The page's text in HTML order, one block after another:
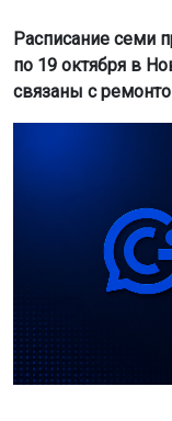
Расписание семи
по 19 октября в
связаны с